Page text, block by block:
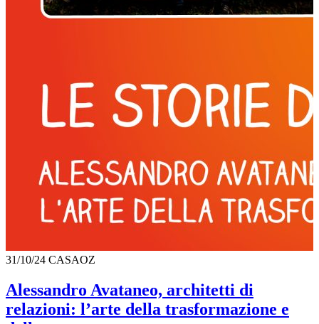
31/10/24 CASAOZ
Alessandro Avataneo, architetti di
relazioni: l’arte della trasformazione e